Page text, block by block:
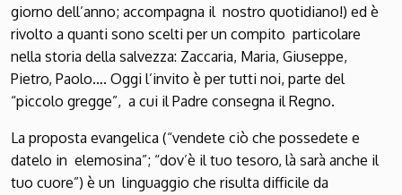
giorno dell’anno; accompagna il nostro quotidiano!) ed è
rivolto a quanti sono scelti per un compito particolare
nella storia della salvezza: Zaccaria, Maria, Giuseppe,
Pietro, Paolo…. Oggi l’invito è per tutti noi, parte del
“piccolo gregge”, a cui il Padre consegna il Regno.
La proposta evangelica (“vendete ciò che possedete e
datelo in elemosina”; “dov’è il tuo tesoro, là sarà anche il
tuo cuore”) è un linguaggio che risulta difficile da